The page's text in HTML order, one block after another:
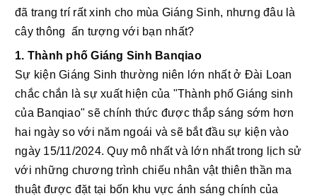
đã trang trí rất xinh cho mùa Giáng Sinh, nhưng đâu là
cây thông  ấn tượng với bạn nhất?
1. Thành phố Giáng Sinh Banqiao
Sự kiện Giáng Sinh thường niên lớn nhất ở Đài Loan
chắc chắn là sự xuất hiện của "Thành phố Giáng sinh
của Banqiao" sẽ chính thức được thắp sáng sớm hơn
hai ngày so với năm ngoái và sẽ bắt đầu sự kiện vào
ngày 15/11/2024. Quy mô nhất và lớn nhất trong lịch sử
với những chương trình chiếu nhân vật thiên thần ma
thuật được đặt tại bốn khu vực ánh sáng chính của